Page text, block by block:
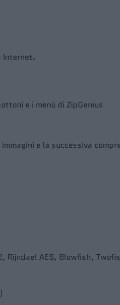
Internet.
e i menù di ZipGenius
e la successiva
Rijndael AES, Blowfish,